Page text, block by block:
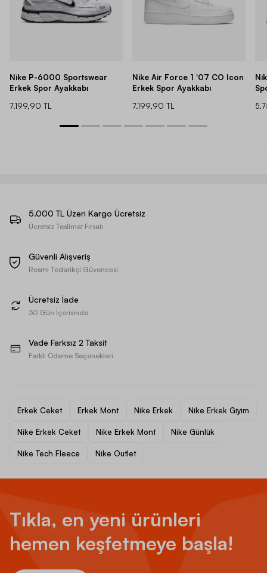
Nike P-6000 Sportswear
Erkek Spor Ayakkabı
7.199,90 TL
Nike Air Force 1 '07 CO Icon
Erkek Spor Ayakkabı
7.199,90 TL
5.000 TL Üzeri Kargo Ücretsiz
Ücretsiz Teslimat Fırsatı
Güvenli Alışveriş
Resmi Tedarikçi Güvencesi
Ücretsiz İade
30 Gün İçerisinde
Vade Farksız 2 Taksit
Farklı Ödeme Seçenekleri
Erkek Ceket Erkek Mont Nike Erkek Nike Erkek Giyim
Nike Erkek Ceket Nike Erkek Mont Nike Günlük
Nike Tech Fleece Nike Outlet
Tıkla, en yeni ürünleri
hemen keşfetmeye başla!